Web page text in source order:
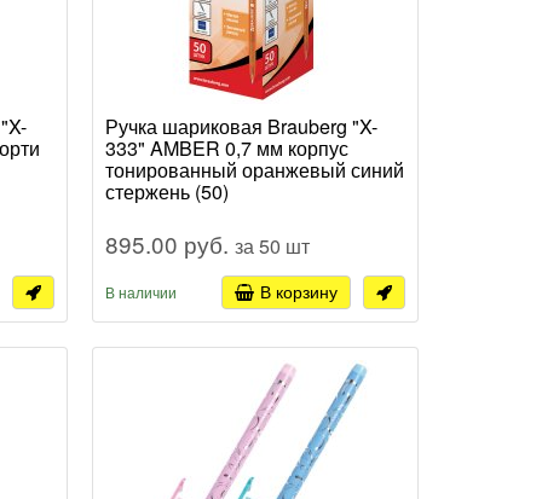
Ручка шариковая Brauberg "X-
333" AMBER 0,7 мм корпус
тонированный оранжевый синий
стержень (50)
895.00 руб. за 50 шт
В наличии В корзину